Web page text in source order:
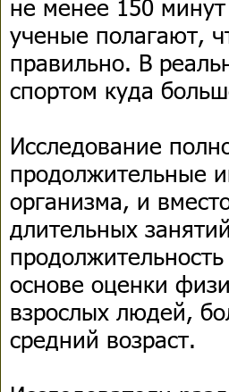
не менее 150
ученые полагают,
правильно. В
спортом куда
Исследование
продолжительные
организма, и
длительных
основе оценки
взрослых людей,
средний возраст.